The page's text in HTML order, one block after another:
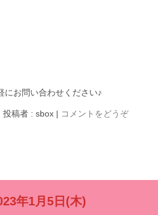
にお問い合わせください♪
投稿者 : sbox | コメントをどうぞ
年1月5日(木)